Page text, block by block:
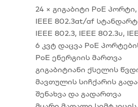
24 × გიგაბიტი PoE
IEEE 802.3at/af
IEEE 802.3, IEEE 802.3u,
6 კვტ დაცვა PoE
PoE ენერგიის მართვა
გიგაბიტიანი ქსელის
მავთულის სიჩქარის
შენახვა და გადართვა